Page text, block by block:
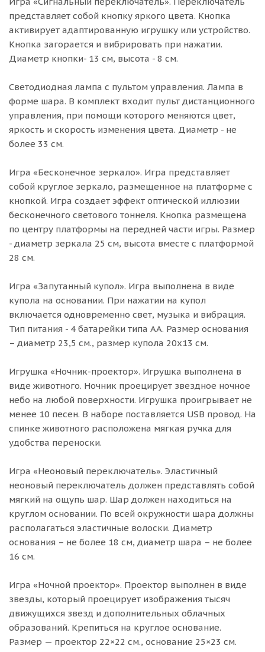
представляет собой кнопку яркого цвета. Кнопка
активирует адаптированную игрушку или устройство.
Кнопка загорается и вибрировать при нажатии.
Диаметр кнопки- 13 см, высота - 8 см.
Светодиодная лампа с пультом управления. Лампа в
форме шара. В комплект входит пульт дистанционного
управления, при помощи которого меняются цвет,
яркость и скорость изменения цвета. Диаметр - не
более 33 см.
Игра «Бесконечное зеркало». Игра представляет
собой круглое зеркало, размещенное на платформе с
кнопкой. Игра создает эффект оптической иллюзии
бесконечного светового тоннеля. Кнопка размещена
по центру платформы на передней части игры. Размер
- диаметр зеркала 25 см, высота вместе с платформой
28 см.
Игра «Запутанный купол». Игра выполнена в виде
купола на основании. При нажатии на купол
включается одновременно свет, музыка и вибрация.
Тип питания - 4 батарейки типа АА. Размер основания
– диаметр 23,5 см., размер купола 20х13 см.
Игрушка «Ночник-проектор». Игрушка выполнена в
виде животного. Ночник проецирует звездное ночное
небо на любой поверхности. Игрушка проигрывает не
менее 10 песен. В наборе поставляется USB провод. На
спинке животного расположена мягкая ручка для
удобства переноски.
Игра «Неоновый переключатель». Эластичный
неоновый переключатель должен представлять собой
мягкий на ощупь шар. Шар должен находиться на
круглом основании. По всей окружности шара должны
располагаться эластичные волоски. Диаметр
основания – не более 18 см, диаметр шара – не более
16 см.
Игра «Ночной проектор». Проектор выполнен в виде
звезды, который проецирует изображения тысяч
движущихся звезд и дополнительных облачных
образований. Крепиться на круглое основание.
Размер — проектор 22×22 см., основание 25×23 см.